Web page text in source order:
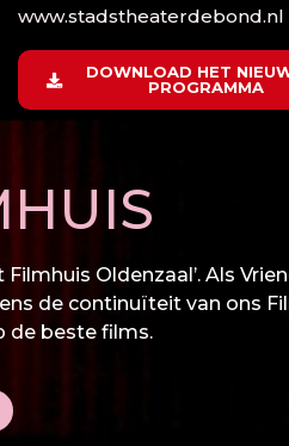
Oldenzaal’. Als
de continuïteit van ons
de beste films.
www.stadstheaterdebond.nl
DOWNLOAD HET
PROGRAMMA